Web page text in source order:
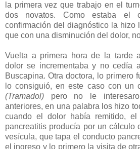
la primera vez que trabajo en el
dos novatos. Como estaba el
confirmación del diagnóstico la hizo
que con una disminución del dolor,
Vuelta a primera hora de la tarde
dolor se incrementaba y no cedía
Buscapina. Otra doctora, lo primero
lo consiguió, en este caso con un
(Tramadol) pero no le
anteriores, en una palabra los hizo
cuando el dolor había remitido, el
pancreatitis producía por un cálculo
vesícula, que tapa el conducto
el ingreso y lo primero la visita de